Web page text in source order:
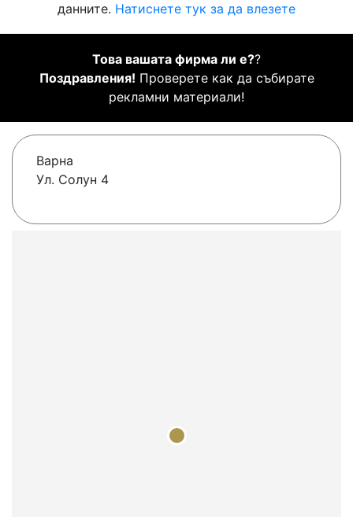
данните. Натиснете тук за да влезете
Това вашата фирма ли е??
Поздравления! Проверете как да събирате
рекламни материали!
Варна
Ул. Солун 4